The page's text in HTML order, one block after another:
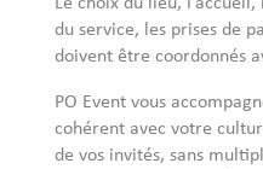
Le choix du lieu,
du service, les prises de
doivent être coordonnés
PO Event vous
cohérent avec votre
de vos invités, sans